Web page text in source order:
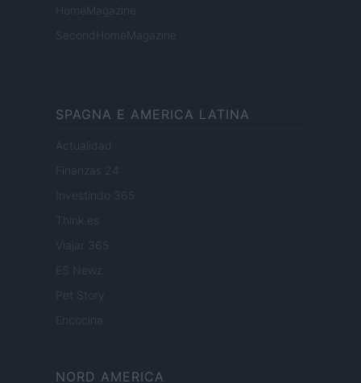
HomeMagazine
SecondHomeMagazine
SPAGNA E AMERICA LATINA
Actualidad
Finanzas 24
Investindo 365
Think.es
Viajar 365
ES Newz
Encocina
NORD AMERICA